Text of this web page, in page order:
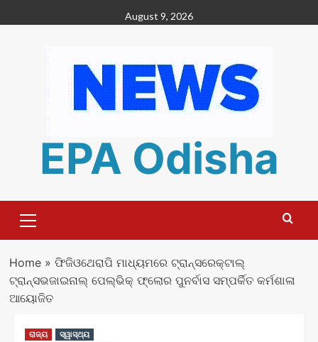
to
August 9, 2026
EPA Odisha
Menu
Home» ଫିଜିଓଥେରାପି ମାଧ୍ୟମରେ ଟ୍ରାନ୍ସରେକ୍ଟାଲ୍
ଟ୍ରାନ୍ସଭଜାଇନାଲ୍ ପେଲ୍‌ଭିକ୍ ଫ୍ଲୋର ପୁନର୍ବାସ ସମ୍ପର୍କିତ କର୍ମଶାଳା
ଆୟୋଜିତ
ରାଜ୍ୟ ସ୍ୱାସ୍ଥ୍ୟ